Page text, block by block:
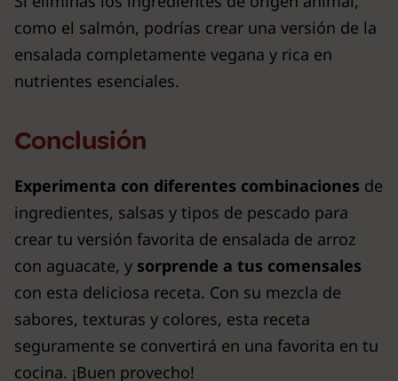
como el salmón, podrías crear una versión de la
ensalada completamente vegana y rica en
nutrientes esenciales.
Conclusión
Experimenta con diferentes combinaciones de
ingredientes, salsas y tipos de pescado para
crear tu versión favorita de ensalada de arroz
con aguacate, y sorprende a tus comensales
con esta deliciosa receta. Con su mezcla de
sabores, texturas y colores, esta receta
seguramente se convertirá en una favorita en tu
cocina. ¡Buen provecho!